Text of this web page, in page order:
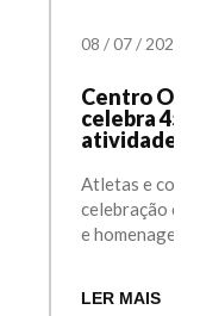
08/07/2025
Centro
celebra 45
atividades
Atletas e
celebração
e homenagens
LER MAIS